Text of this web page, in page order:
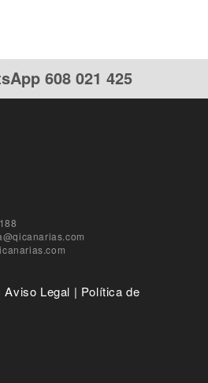
608 021 425
Aviso Legal | Política de